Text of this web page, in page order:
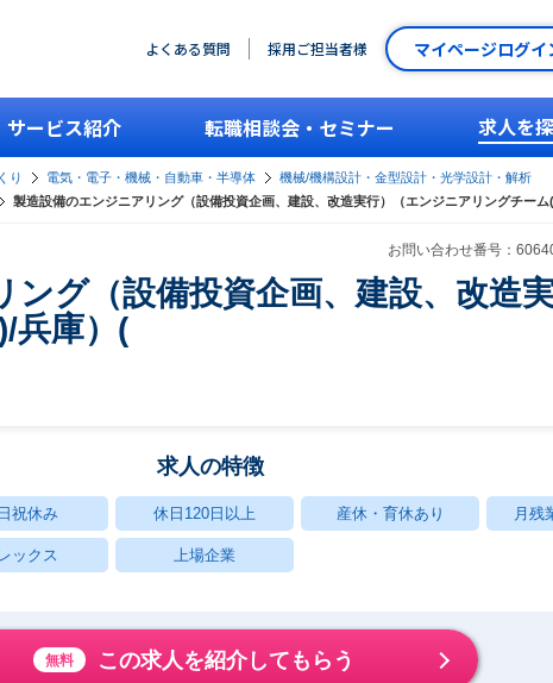
よくある質問 採用ご担当者様 マイページログイ
サービス紹介 転職相談会・セミナー 求人を
り 電気・電子・機械・自動車・半導体
機械/機構設計・金型設計・光学設計・解析
製造設備のエンジニアリング（設備投資企画、建設、改造実行）（エンジニアリングチー
お問い合わせ番号：
ング（設備投資企画、建設、改造
兵庫）(
求人の特徴
祝休み 休日120日以上 産休・育休あり 月残
ックス 上場企業
無料 この求人を紹介してもらう